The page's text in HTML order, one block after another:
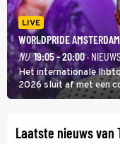
LIVE
WORLDPRIDE
NU 19:05 - 20:00·
Het internationale
2026 sluit af met een
Anita Doth is een van
Laatste nieuws van